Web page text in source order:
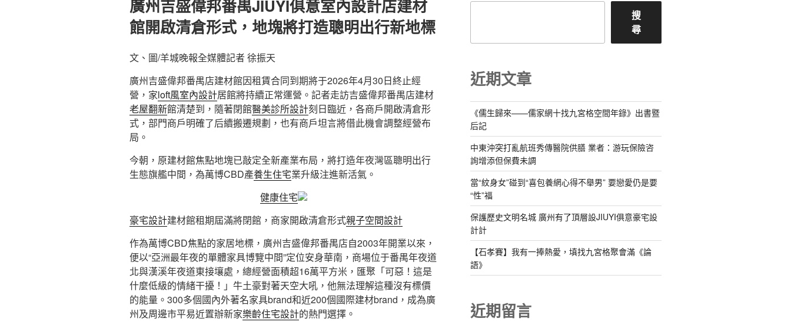
於
廣州吉盛偉邦番禺JIUYI俱意室內設計店建材
館開啟清倉形式，地塊將打造聰明出行新地標
文、圖/羊城晚報全媒體記者 徐振天
廣州吉盛偉邦番禺店建材館因租賃合同到期將于2026年4月30日終止經
營，家loft風室內設計居館將持續正常運營。記者走訪吉盛偉邦番禺店建材
老屋翻新館清楚到，隨著閉館醫美診所設計刻日臨近，各商戶開啟清倉形
式，部門商戶明確了后續搬遷規劃，也有商戶坦言將借此機會調整經營布
局。
今朝，原建材館焦點地塊已敲定全新產業布局，將打造年夜灣區聰明出行
生態旗艦中間，為萬博CBD產養生住宅業升級注進新活氣。
健康住宅
豪宅設計建材館租期屆滿將閉館，商家開啟清倉形式親子空間設計
作為萬博CBD焦點的家居地標，廣州吉盛偉邦番禺店自2003年開業以來，
便以“亞洲最年夜的單體家具博覽中間”定位安身華南，商場位于番禺年夜道
北與漢溪年夜道東接壤處，總經營面積超16萬平方米，匯聚「可惡！這是
什麼低級的情緒干擾！」牛土豪對著天空大吼，他無法理解這種沒有標價
的能量。300多個國內外著名家具brand和近200個國際建材brand，成為廣
州及周邊市平易近置辦新家樂齡住宅設計的熱門選擇。
搜
尋
近期文章
《儒生歸來——儒家網十找九宮格空間年錄》出書暨
后記
中東沖突打亂航班秀傳醫院供膳 業者：游玩保險咨
詢增添但保費未調
當“紋身女”碰到“喜包養網心得不舉男” 要戀愛仍是要
“性”福
保護歷史文明名城 廣州有了頂層設JIUYI俱意豪宅設
計計
【石孝賽】我有一捧熱愛，填找九宮格聚會滿《論
語》
近期留言